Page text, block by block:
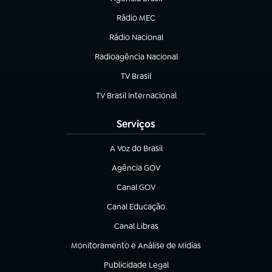
(abre em nova aba)
Rádio MEC
(abre em nova aba)
Rádio Nacional
Radioagência Nacional
(abre em nova aba)
TV Brasil
(abre em nova aba)
TV Brasil Internacional
(abre em nova aba)
Serviços
A Voz do Brasil
(abre em nova aba)
Agência GOV
(abre em nova aba)
Canal GOV
(abre em nova aba)
Canal Educação
(abre em nova aba)
Canal Libras
(abre em nova aba)
Monitoramento e Análise de Mídias
(abre em nova aba)
Publicidade Legal
(abre em nova aba)